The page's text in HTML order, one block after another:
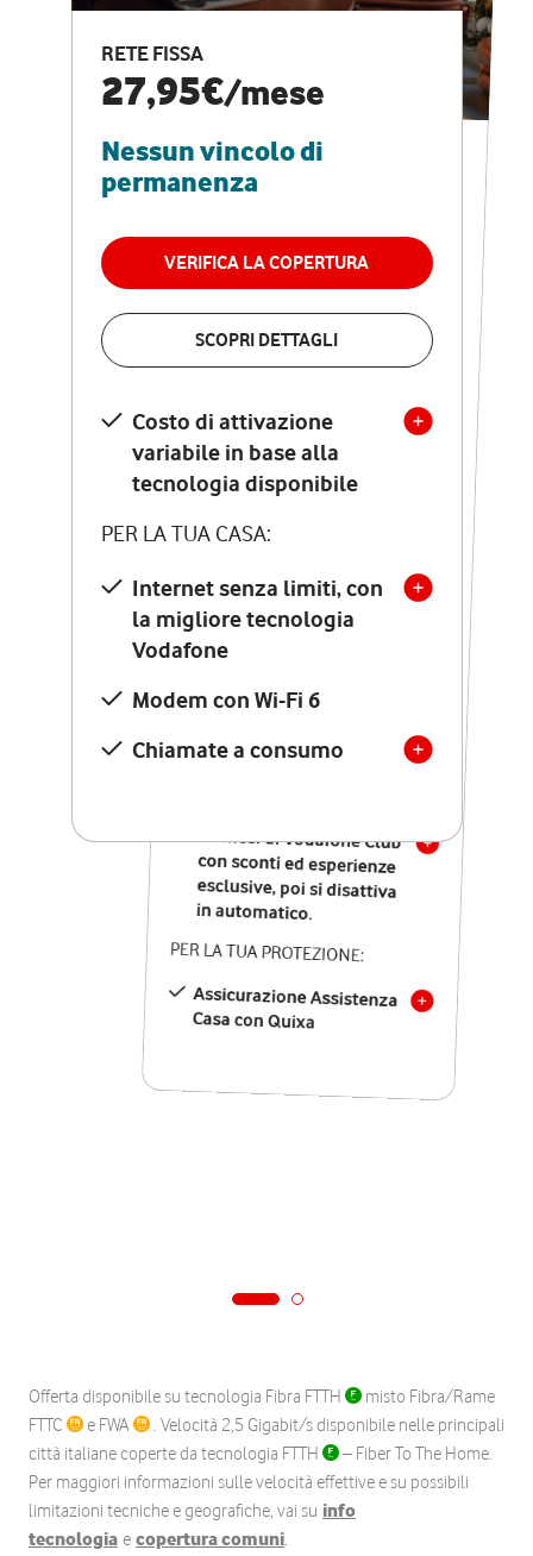
RETE FISSA
27,95€/mese
Nessun vincolo di
permanenza
VERIFICA LA COPERTURA
SCOPRI DETTAGLI
Costo di attivazione
variabile in base alla
tecnologia disponibile
PER LA TUA CASA:
Internet senza limiti, con
la migliore tecnologia
Vodafone
Modem con Wi-Fi 6
Chiamate a consumo
CASA PRO
Internet veloce e
vantaggi speciali
RETE FISSA + VODAFONE CLUB
29,95€
permanenza
VERIFICA LA COPERTURA
Costo di attivazione
variabile in base alla
tecnologia disponibile
PER LA TUA CASA:
Internet senza limiti, con
la migliore tecnologia
Vodafone
Modem Seven con Wi-Fi 7
Chiamate illimitate verso
numeri fissi e mobili
nazionali
12 mesi di Vodafone Club
con sconti ed esperienze
esclusive, poi si disattiva
in automatico.
PER LA TUA PROTEZIONE:
Assicurazione Assistenza
Casa con Quixa
Offerta disponibile su tecnologia Fibra FTTH
misto Fibra/Rame
FTTC
e FWA
. Velocità 2,5 Gigabit/s disponibile nelle principali
città italiane coperte da tecnologia FTTH
– Fiber To The Home.
Per maggiori informazioni sulle velocità effettive e su possibili
limitazioni tecniche e geografiche, vai su info
tecnologia e copertura comuni.